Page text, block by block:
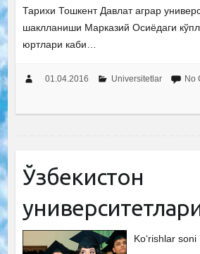
Тарихи Тошкент Давлат аграр
шаклланиши Марказий Осиёдаги
юртлари каби…
01.04.2016 Universitetlar No
Ўзбекистон
Ko‘rishlar